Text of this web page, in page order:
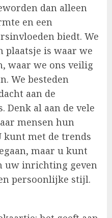
dan alleen
en een
biedt. We
plaatsje is waar we
waar we ons veilig
We besteden
aan de
al aan de vele
mensen hun
met de trends
maar u kunt
uw inrichting geven
persoonlijke stijl.